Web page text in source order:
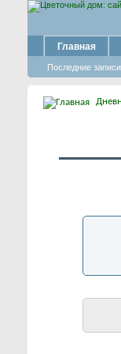
Главная
Последние записи